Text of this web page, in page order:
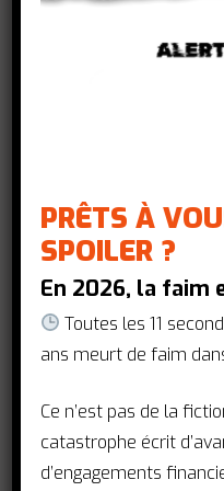
atteindre l’objectif
la richesse
signifierait
politiquement
revenu national
publique au
MESSAGES CLÉS
0,7 % D’APD,
POLITIQUES DE
PRÊTS À
SPOILER ?
En 2026, la faim
Toutes les 11
ans meurt de faim
Ce n’est pas de la
catastrophe écrit
d’engagements